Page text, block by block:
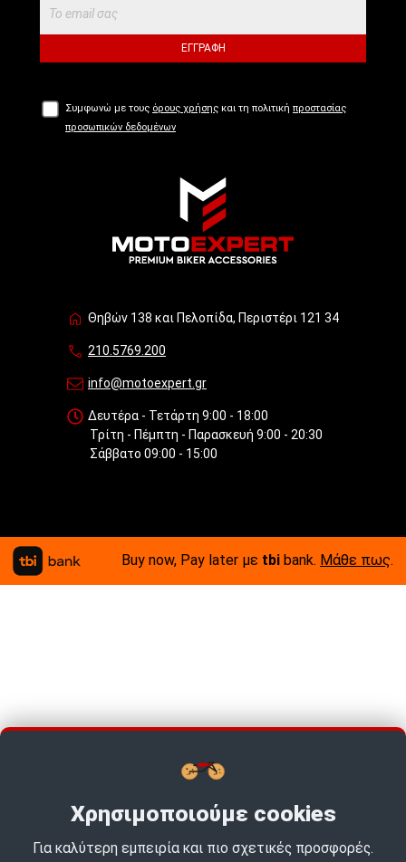
ΕΓΓΡΑΦΉ
Συμφωνώ με τους όρους χρήσης και τη πολιτική προστασίας
προσωπικών δεδομένων
Θηβών 138 και Πελοπίδα, Περιστέρι 121 34
210.5769.200
info@motoexpert.gr
Δευτέρα - Τετάρτη 9:00 - 18:00
Τρίτη - Πέμπτη - Παρασκευή 9:00 - 20:30
Σάββατο 09:00 - 15:00
Buy now, Pay later με tbi bank. Μάθε πως.
Χρησιμοποιούμε cookies
Για καλύτερη εμπειρία και πιο σχετικές προσφορές.